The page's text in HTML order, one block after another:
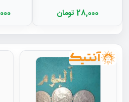
28,000 تومان